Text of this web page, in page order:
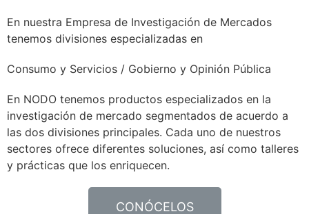
En nuestra Empresa de Investigación de Mercados
tenemos divisiones especializadas en
Consumo y Servicios / Gobierno y Opinión Pública
En NODO tenemos productos especializados en la
investigación de mercado segmentados de acuerdo a
las dos divisiones principales. Cada uno de nuestros
sectores ofrece diferentes soluciones, así como talleres
y prácticas que los enriquecen.
CONÓCELOS